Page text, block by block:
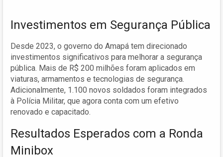
Investimentos em Segurança Pública
Desde 2023, o governo do Amapá tem direcionado
investimentos significativos para melhorar a segurança
pública. Mais de R$ 200 milhões foram aplicados em
viaturas, armamentos e tecnologias de segurança.
Adicionalmente, 1.100 novos soldados foram integrados
à Polícia Militar, que agora conta com um efetivo
renovado e capacitado.
Resultados Esperados com a Ronda
Minibox